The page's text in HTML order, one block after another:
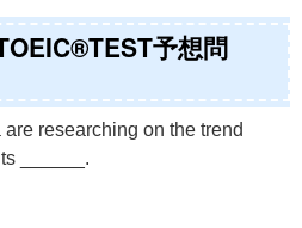
予想問
researching on the trend
______.